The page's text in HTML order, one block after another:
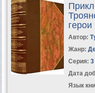
герои
Автор:
Жанр:
Серия: 3
Дата
Язык